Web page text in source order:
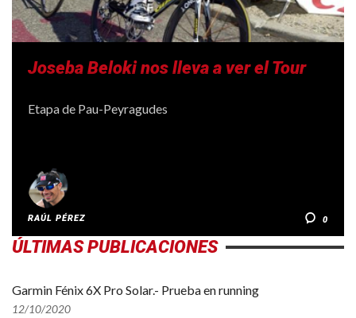
Joseba Beloki nos lleva a ver el Tour
Etapa de Pau-Peyragudes
RAÚL PÉREZ 0
ÚLTIMAS PUBLICACIONES
Garmin Fénix 6X Pro Solar.- Prueba en running
12/10/2020